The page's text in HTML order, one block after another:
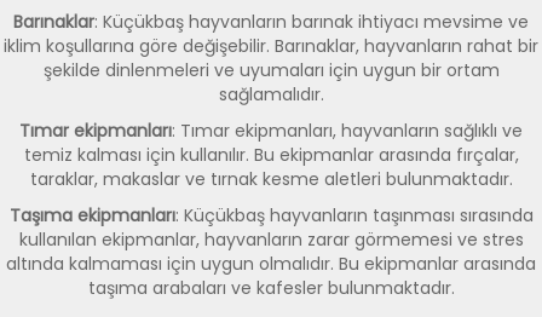
Barınaklar: Küçükbaş hayvanların barınak ihtiyacı mevsime ve
iklim koşullarına göre değişebilir. Barınaklar, hayvanların rahat bir
şekilde dinlenmeleri ve uyumaları için uygun bir ortam
sağlamalıdır.
Tımar ekipmanları: Tımar ekipmanları, hayvanların sağlıklı ve
temiz kalması için kullanılır. Bu ekipmanlar arasında fırçalar,
taraklar, makaslar ve tırnak kesme aletleri bulunmaktadır.
Taşıma ekipmanları: Küçükbaş hayvanların taşınması sırasında
kullanılan ekipmanlar, hayvanların zarar görmemesi ve stres
altında kalmaması için uygun olmalıdır. Bu ekipmanlar arasında
taşıma arabaları ve kafesler bulunmaktadır.